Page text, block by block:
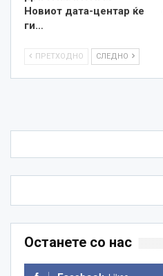
Новиот дата-центар ќе
ги…
ПРЕТХОДНО СЛЕДНО
Останете со нас